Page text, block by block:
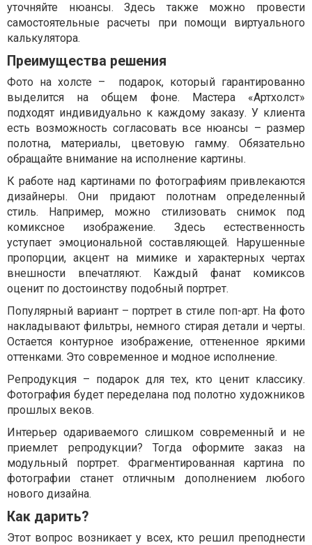
уточняйте нюансы. Здесь также можно провести
самостоятельные расчеты при помощи виртуального
калькулятора.
Преимущества решения
Фото на холсте – подарок, который гарантированно
выделится на общем фоне. Мастера «Артхолст»
подходят индивидуально к каждому заказу. У клиента
есть возможность согласовать все нюансы – размер
полотна, материалы, цветовую гамму. Обязательно
обращайте внимание на исполнение картины.
К работе над картинами по фотографиям привлекаются
дизайнеры. Они придают полотнам определенный
стиль. Например, можно стилизовать снимок под
комиксное изображение. Здесь естественность
уступает эмоциональной составляющей. Нарушенные
пропорции, акцент на мимике и характерных чертах
внешности впечатляют. Каждый фанат комиксов
оценит по достоинству подобный портрет.
Популярный вариант – портрет в стиле поп-арт. На фото
накладывают фильтры, немного стирая детали и черты.
Остается контурное изображение, оттененное яркими
оттенками. Это современное и модное исполнение.
Репродукция – подарок для тех, кто ценит классику.
Фотография будет переделана под полотно художников
прошлых веков.
Интерьер одариваемого слишком современный и не
приемлет репродукции? Тогда оформите заказ на
модульный портрет. Фрагментированная картина по
фотографии станет отличным дополнением любого
нового дизайна.
Как дарить?
Этот вопрос возникает у всех, кто решил преподнести